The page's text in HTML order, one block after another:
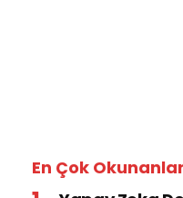
En Çok Okunanlar